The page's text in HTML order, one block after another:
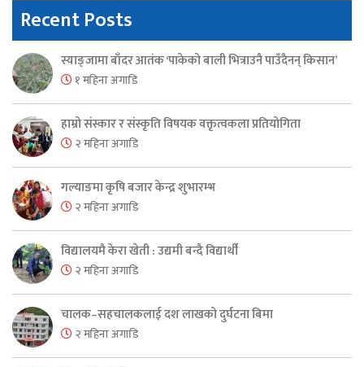
Recent Posts
स्याङ्जामा बाँदर आतंक ‘पाकेको बाली भित्राउनै पाउँदैनन् किसान’
१ महिना अगाडि
हाम्रो संस्कार र संस्कृति विषयक वक्तृत्वकला प्रतियोगिता
२ महिना अगाडि
गल्याङमा कृषि बजार केन्द्र शुभारम्भ
२ महिना अगाडि
विद्यालयमै केरा खेती : उद्यमी बन्दै विद्यार्थी
२ महिना अगाडि
चालक–सहचालकलाई दश लाखको दुर्घटना बिमा
२ महिना अगाडि